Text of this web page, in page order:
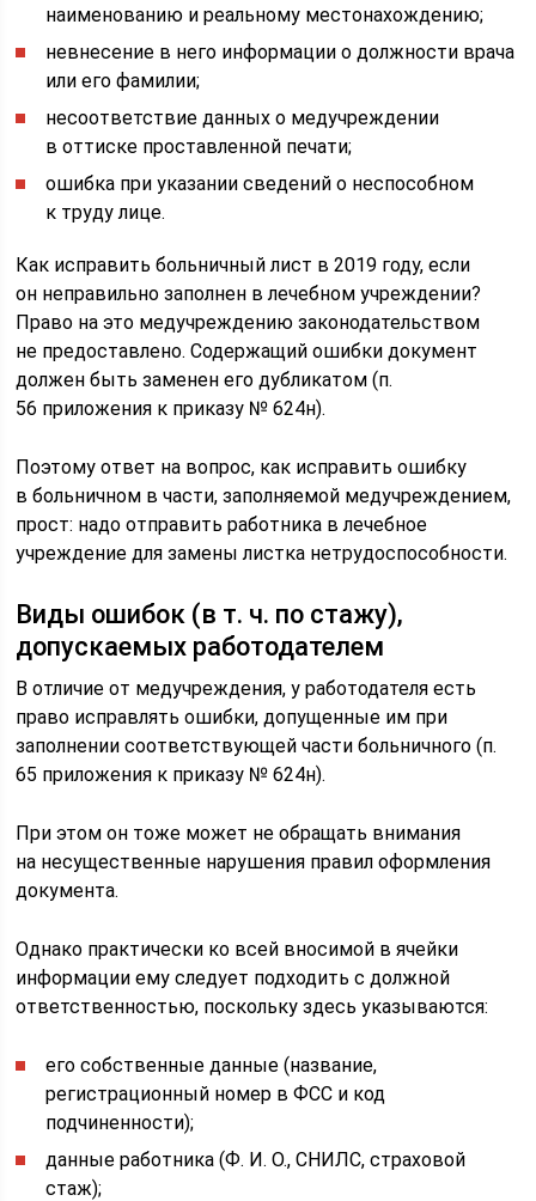
наименованию и реальному местонахождению;
невнесение в него информации о должности врача
или его фамилии;
несоответствие данных о медучреждении
в оттиске проставленной печати;
ошибка при указании сведений о неспособном
к труду лице.
Как исправить больничный лист в 2019 году, если
он неправильно заполнен в лечебном учреждении?
Право на это медучреждению законодательством
не предоставлено. Содержащий ошибки документ
должен быть заменен его дубликатом (п.
56 приложения к приказу № 624н).
Поэтому ответ на вопрос, как исправить ошибку
в больничном в части, заполняемой медучреждением,
прост: надо отправить работника в лечебное
учреждение для замены листка нетрудоспособности.
Виды ошибок (в т. ч. по стажу),
допускаемых работодателем
В отличие от медучреждения, у работодателя есть
право исправлять ошибки, допущенные им при
заполнении соответствующей части больничного (п.
65 приложения к приказу № 624н).
При этом он тоже может не обращать внимания
на несущественные нарушения правил оформления
документа.
Однако практически ко всей вносимой в ячейки
информации ему следует подходить с должной
ответственностью, поскольку здесь указываются:
его собственные данные (название,
регистрационный номер в ФСС и код
подчиненности);
данные работника (Ф. И. О., СНИЛС, страховой
стаж);